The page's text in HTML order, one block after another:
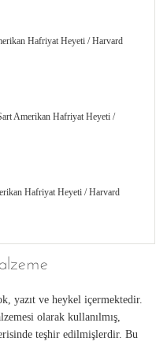
Hafriyat Heyeti / Harvard
Amerikan Hafriyat Heyeti /
Hafriyat Heyeti / Harvard
Amerikan Hafriyat Heyeti /
yazıt ve heykel içermektedir.
olarak kullanılmış,
teşhir edilmişlerdir. Bu